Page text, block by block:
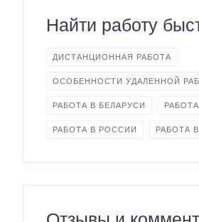
Найти работу
ДИСТАНЦИОННАЯ РАБОТА
ОСОБЕННОСТИ УДАЛЕННОЙ
РАБОТА В БЕЛАРУСИ
РАБОТА В РОССИИ РАБОТА